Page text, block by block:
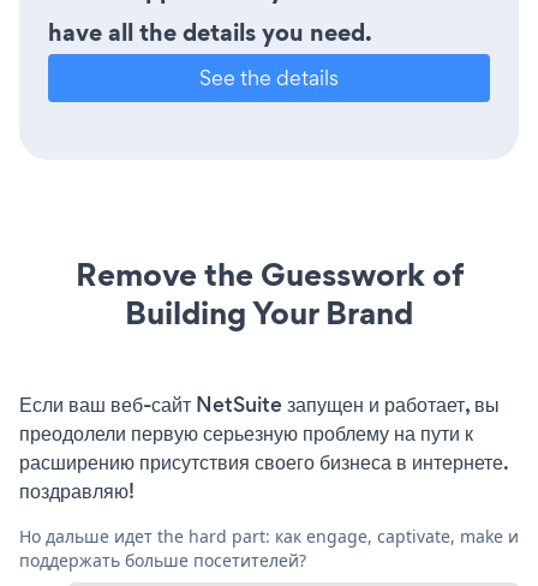
have all the details you need.
See the details
Remove the Guesswork of
Building Your Brand
Если ваш веб-сайт NetSuite запущен и работает, вы
преодолели первую серьезную проблему на пути к
расширению присутствия своего бизнеса в интернете.
поздравляю!
Но дальше идет the hard part: как engage, captivate, make и
поддержать больше посетителей?